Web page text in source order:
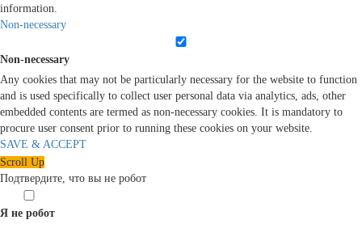
information.
Non-necessary
Non-necessary
Any cookies that may not be particularly necessary for the website to function
and is used specifically to collect user personal data via analytics, ads, other
embedded contents are termed as non-necessary cookies. It is mandatory to
procure user consent prior to running these cookies on your website.
SAVE & ACCEPT
Scroll Up
Подтвердите, что вы не робот
Я не робот